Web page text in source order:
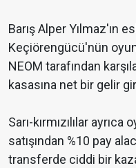
Barış Alper Yılmaz'ın
Keçiörengücü'nün
NEOM tarafından
kasasına net bir gelir
Sarı-kırmızılılar
satışından %10 pay
transferde ciddi bir